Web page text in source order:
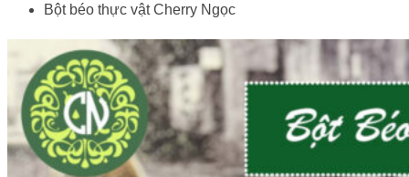
Bột béo thực vật Cherry Ngọc